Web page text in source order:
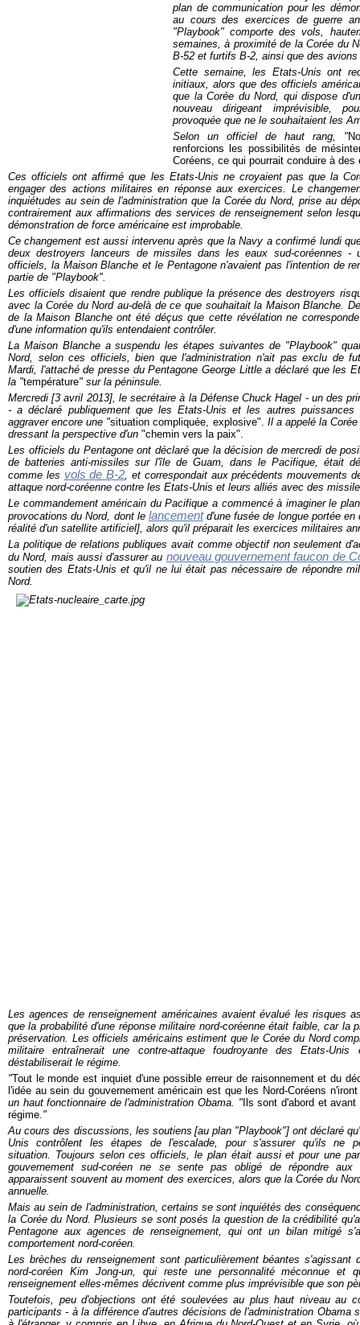
plan de communication pour les
au cours des exercices de guerre
"Playbook" comporte des vols,
semaines, à proximité de la Corée du
B-52 et furtifs B-2, ainsi que des
Cette semaine, les Etats-Unis ont
initiaux, alors que des officiels
que la Corée du Nord, qui dispose
nouveau dirigeant imprévisible,
provoquée que ne le souhaitaient les
Selon un officiel de haut rang, "
renforcions les possibilités de
Coréens, ce qui pourrait conduire à des
Ces officiels ont affirmé que les Etats-Unis ne croyaient pas que la
engager des actions militaires en réponse aux exercices. Le
inquiétudes au sein de l'administration que la Corée du Nord, prise au
contrairement aux affirmations des services de renseignement selon
démonstration de force américaine est improbable.
Ce changement est aussi intervenu après que la Navy a confirmé lundi
deux destroyers lanceurs de missiles dans les eaux sud-coréennes -
officiels, la Maison Blanche et le Pentagone n'avaient pas l'intention de
partie de "Playbook".
Les officiels disaient que rendre publique la présence des destroyers
avec la Corée du Nord au-delà de ce que souhaitait la Maison Blanche.
de la Maison Blanche ont été déçus que cette révélation ne
d'une information qu'ils entendaient contrôler.
La Maison Blanche a suspendu les étapes suivantes de "Playbook"
Nord, selon ces officiels, bien que l'administration n'ait pas exclu de
Mardi, l'attaché de presse du Pentagone George Little a déclaré que les
la "température" sur la péninsule.
Mercredi [3 avril 2013], le secrétaire à la Défense Chuck Hagel - un des
- a déclaré publiquement que les Etats-Unis et les autres
aggraver encore une "situation compliquée, explosive". Il a appelé la
dressant la perspective d'un "chemin vers la paix".
Les officiels du Pentagone ont déclaré que la décision de mercredi de
de batteries anti-missiles sur l'île de Guam, dans le Pacifique, était
comme les vols de B-2, et correspondait aux précédents mouvements
attaque nord-coréenne contre les Etats-Unis et leurs alliés avec des
Le commandement américain du Pacifique a commencé à imaginer le
provocations du Nord, dont le lancementd'une fusée de longue portée
réalité d'un satellite artificiel], alors qu'il préparait les exercices militaires
La politique de relations publiques avait comme objectif non seulement
du Nord, mais aussi d'assurer au nouveau gouvernement faucon de
soutien des Etats-Unis et qu'il ne lui était pas nécessaire de répondre
Nord.
Les agences de renseignement américaines avaient évalué les risques
que la probabilité d'une réponse militaire nord-coréenne était faible, car la
préservation. Les officiels américains estiment que le Corée du Nord
militaire entraînerait une contre-attaque foudroyante des Etats-
déstabiliserait le régime.
"Tout le monde est inquiet d'une possible erreur de raisonnement et du
l'idée au sein du gouvernement américain est que les Nord-Coréens
un haut fonctionnaire de l'administration Obama. "Ils sont d'abord et
régime."
Au cours des discussions, les soutiens [au plan "Playbook"] ont déclaré
Unis contrôlent les étapes de l'escalade, pour s'assurer qu'ils ne
situation. Toujours selon ces officiels, le plan était aussi et pour une
gouvernement sud-coréen ne se sente pas obligé de répondre aux
apparaissent souvent au moment des exercices, alors que la Corée du
annuelle.
Mais au sein de l'administration, certains se sont inquiétés des
la Corée du Nord. Plusieurs se sont posés la question de la crédibilité
Pentagone aux agences de renseignement, qui ont un bilan mitigé
comportement nord-coréen.
Les brèches du renseignement sont particulièrement béantes s'agissant
nord-coréen Kim Jong-un, qui reste une personnalité méconnue et
renseignement elles-mêmes décrivent comme plus imprévisible que son
Toutefois, peu d'objections ont été soulevées au plus haut niveau au
participants - à la différence d'autres décisions de l'administration Obama